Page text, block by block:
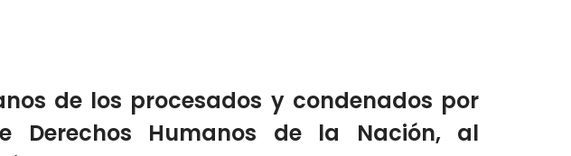
de los procesados y condenados por
Derechos Humanos de la Nación, al